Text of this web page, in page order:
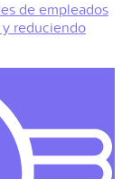
de empleados
y reduciendo